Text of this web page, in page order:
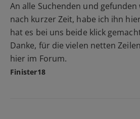
An alle Suchenden und
nach kurzer Zeit, habe ich ihn
hat es bei uns beide klick
Danke, für die vielen netten
hier im Forum.
Finister18